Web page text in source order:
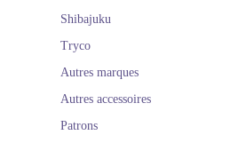
Shibajuku
Tryco
Autres marques
Autres accessoires
Patrons